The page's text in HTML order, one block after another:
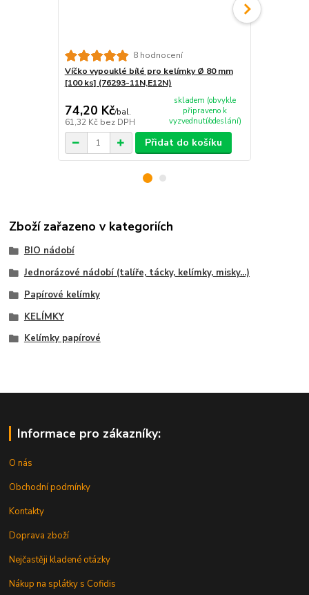
8 hodnocení
Víčko vypouklé bílé pro kelímky Ø 80 mm
[100 ks] (76293-11N,E12N)
74,20 Kč/bal.
61,32 Kč bez DPH
skladem (obvykle
připraveno k
vyzvednutí/odeslání)
Přidat do košíku
Zboží zařazeno v kategoriích
BIO nádobí
Jednorázové nádobí (talíře, tácky, kelímky, misky...)
Papírové kelímky
KELÍMKY
Kelímky papírové
Informace pro zákazníky:
O nás
Obchodní podmínky
Kontakty
Doprava zboží
Nejčastěji kladené otázky
Nákup na splátky s Cofidis